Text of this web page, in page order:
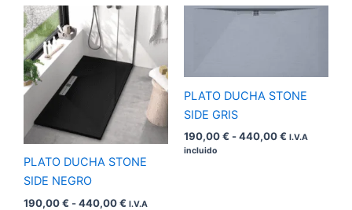
PLATO DUCHA STONE
SIDE NEGRO
190,00€ -440,00€
Rango
de
precios:
desde
190,00 €
hasta
440,00 €
I.V.A
PLATO DUCHA STONE
SIDE GRIS
190,00€ -440,00€
Rango
hasta
440,00 €
I.V.A
incluido